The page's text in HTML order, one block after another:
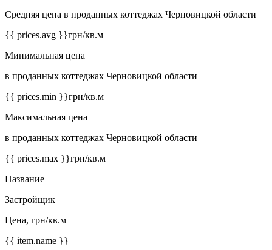
Средняя цена в проданных коттеджах Черновицкой области
{{ prices.avg }}грн/кв.м
Минимальная цена
в проданных коттеджах Черновицкой области
{{ prices.min }}грн/кв.м
Максимальная цена
в проданных коттеджах Черновицкой области
{{ prices.max }}грн/кв.м
Название
Застройщик
Цена, грн/кв.м
{{ item.name }}